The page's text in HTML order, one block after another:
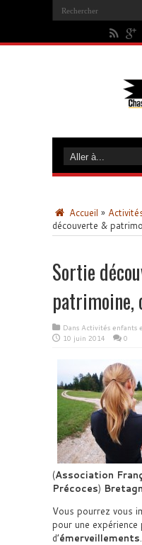
Accueil »
découverte &
Sortie
patrimoine,
Dans Activités enfants
10 juin 2014
0
(Association
Précoces)
Vous pourrez vous
pour une expérience
d’émerveillements.